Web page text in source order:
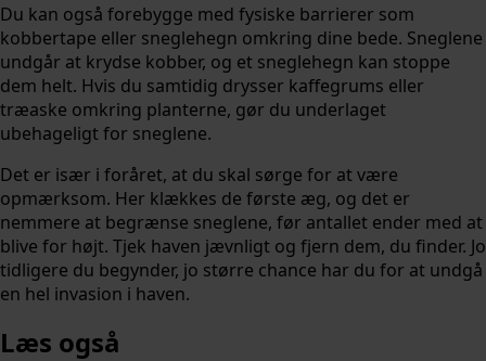
Du kan også forebygge med fysiske barrierer som
kobbertape eller sneglehegn omkring dine bede. Sneglene
undgår at krydse kobber, og et sneglehegn kan stoppe
dem helt. Hvis du samtidig drysser kaffegrums eller
træaske omkring planterne, gør du underlaget
ubehageligt for sneglene.
Det er især i foråret, at du skal sørge for at være
opmærksom. Her klækkes de første æg, og det er
nemmere at begrænse sneglene, før antallet ender med at
blive for højt. Tjek haven jævnligt og fjern dem, du finder. Jo
tidligere du begynder, jo større chance har du for at undgå
en hel invasion i haven.
Læs også